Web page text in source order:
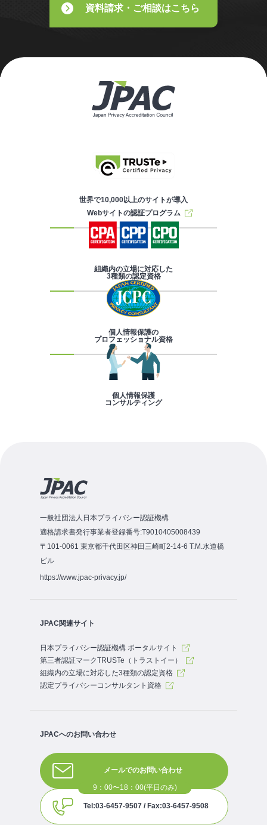
資料請求・ご相談はこちら
世界で10,000以上のサイトが導入
Webサイトの認証プログラム
組織内の立場に対応した
3種類の認定資格
個人情報保護の
プロフェッショナル資格
個人情報保護
コンサルティング
一般社団法人日本プライバシー認証機構
適格請求書発行事業者登録番号:T9010405008439
〒101-0061 東京都千代田区神田三崎町2-14-6 T.M.水道橋
ビル
https://www.jpac-privacy.jp/
JPAC関連サイト
日本プライバシー認証機構 ポータルサイト
第三者認証マークTRUSTe（トラストイー）
組織内の立場に対応した3種類の認定資格
認定プライバシーコンサルタント資格
JPACへのお問い合わせ
メールでのお問い合わせ
Tel:03-6457-9507 / Fax:03-6457-9508